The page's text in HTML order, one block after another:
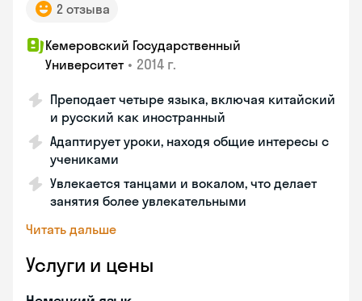
2 отзыва
Кемеровский Государственный
Университет • 2014 г.
Преподает четыре языка, включая китайский
и русский как иностранный
Адаптирует уроки, находя общие интересы с
учениками
Увлекается танцами и вокалом, что делает
занятия более увлекательными
Читать дальше
Услуги и цены